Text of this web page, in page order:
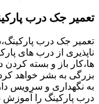
تعمیر جک درب
تعمیر جک درب
ناپذیری از درب های
ها،کار باز و بسته
بزرگی به بشر خواهد
به نگهداری و سرویس
درب پارکینگ را آموزش